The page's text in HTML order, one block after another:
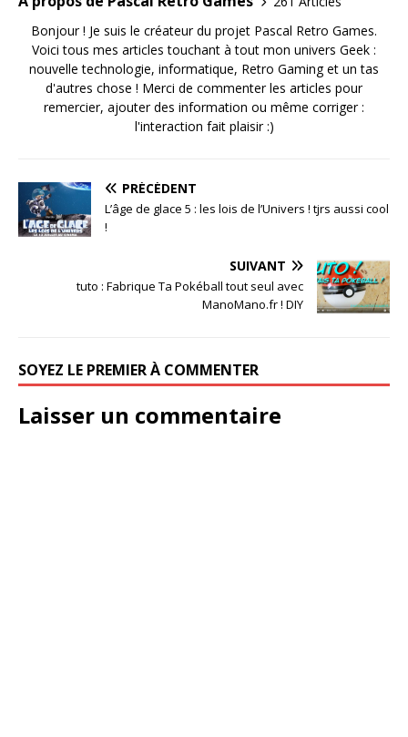
Bonjour ! Je suis le créateur du projet Pascal Retro Games.
Voici tous mes articles touchant à tout mon univers Geek :
nouvelle technologie, informatique, Retro Gaming et un tas
d'autres chose ! Merci de commenter les articles pour
remercier, ajouter des information ou même corriger :
l'interaction fait plaisir :)
PRÉCÉDENT
L’âge de glace 5 : les lois de l’Univers ! tjrs aussi cool
!
SUIVANT
tuto : Fabrique Ta Pokéball tout seul avec
ManoMano.fr ! DIY
SOYEZ LE PREMIER À COMMENTER
Laisser un commentaire